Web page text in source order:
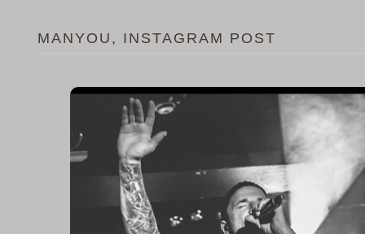
MANYOU, INSTAGRAM POST